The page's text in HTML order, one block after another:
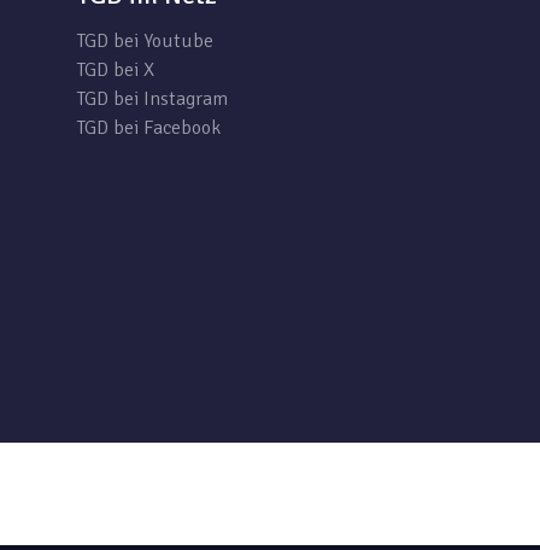
TGD bei Youtube
TGD bei X
TGD bei Instagram
TGD bei Facebook